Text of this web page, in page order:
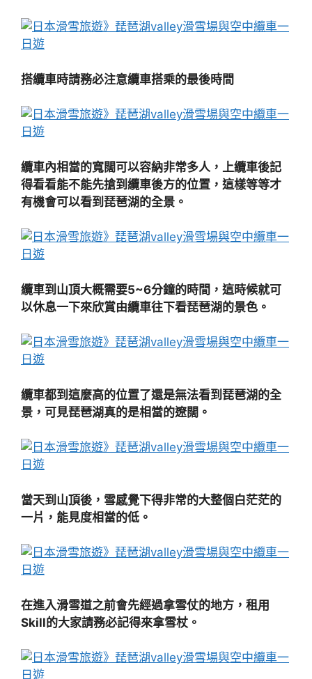
搭纜車時請務必注意纜車搭乘的最後時間
纜車內相當的寬闊可以容納非常多人，上纜車後記
得看看能不能先搶到纜車後方的位置，這樣等等才
有機會可以看到琵琶湖的全景。
纜車到山頂大概需要5~6分鐘的時間，這時候就可
以休息一下來欣賞由纜車往下看琵琶湖的景色。
纜車都到這麼高的位置了還是無法看到琵琶湖的全
景，可見琵琶湖真的是相當的遼闊。
當天到山頂後，雪感覺下得非常的大整個白茫茫的
一片，能見度相當的低。
在進入滑雪道之前會先經過拿雪仗的地方，租用
Skill的大家請務必記得來拿雪杖。